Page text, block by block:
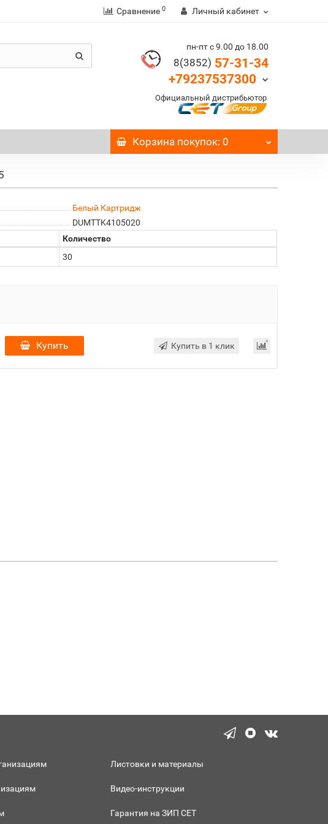
Сравнение 0 Личный кабинет
пн-пт с 9.00 до 18.00
8(3852) 57-31-34
+79237537300
Официальный дистрибьютор
Корзина покупок: 0
Белый Картридж
DUMTTK4105020
Количество
30
Купить Купить в 1 клик
Листовки и материалы
Видео-инструкции
Гарантия на ЗИП СЕТ